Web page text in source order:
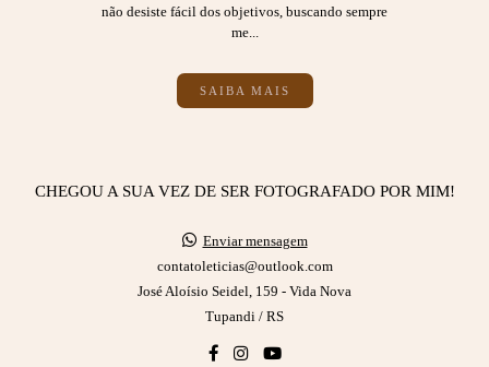
não desiste fácil dos objetivos, buscando sempre
me...
SAIBA MAIS
CHEGOU A SUA VEZ DE SER FOTOGRAFADO POR MIM!
Enviar mensagem
contatoleticias@outlook.com
José Aloísio Seidel, 159 - Vida Nova
Tupandi / RS